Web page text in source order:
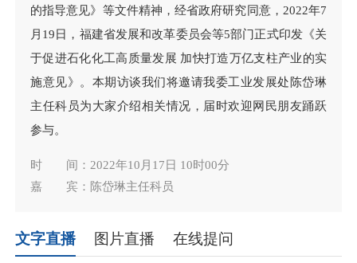
的指导意见》等文件精神，经省政府研究同意，2022年7
月19日，福建省发展和改革委员会等5部门正式印发《关
于促进石化化工高质量发展 加快打造万亿支柱产业的实
施意见》。本期访谈我们将邀请我委工业发展处陈岱琳
主任科员为大家介绍相关情况，届时欢迎网民朋友踊跃
参与。
时 间：2022年10月17日 10时00分
嘉 宾：陈岱琳主任科员
文字直播 图片直播 在线提问